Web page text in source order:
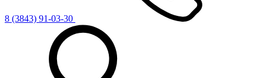
8 (3843) 91-03-30